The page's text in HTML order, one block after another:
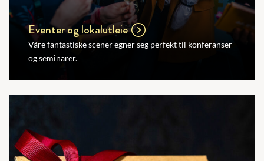
Eventer og lokalutleie
Våre fantastiske scener egner seg perfekt til konferanser
og seminarer.